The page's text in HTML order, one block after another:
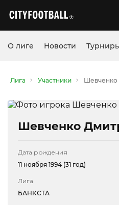
О лиге Новости
Лига Участники Шевченко
Шевченко
Дата рождения
11 ноября 1994 (31 год)
Лига
БАНКСТА